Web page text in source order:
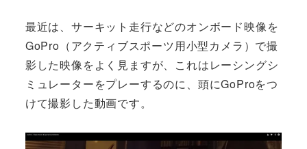
最近は、サーキット走行などのオンボード映像を
GoPro（アクティブスポーツ用小型カメラ）で撮
影した映像をよく見ますが、これはレーシングシ
ミュレーターをプレーするのに、頭にGoProをつ
けて撮影した動画です。